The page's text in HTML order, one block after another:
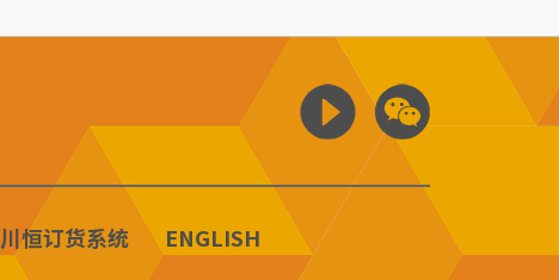
川恒订货系统 ENGLISH